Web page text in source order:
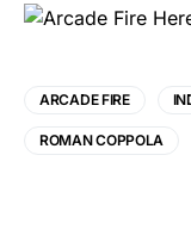
ARCADE FIRE
ROMAN COPPOLA